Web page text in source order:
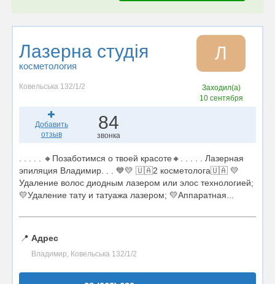
Лазерна студія
косметология
Л
Ковельська 132/1/2
Заходил(а)
10 сентября
Добавить
отзыв
84
звонка
. . . . . 🔸Позаботимся о твоей красоте🔸. . . . . Лазерная
эпиляция Владимир. . . 💙💛 🇺🇦2 косметолога🇺🇦 💛
Удаление волос диодным лазером или элос технологией;
💛Удаление тату и татуажа лазером; 💛Аппаратная...
📍 Адрес
Владимир, Ковельська 132/1/2